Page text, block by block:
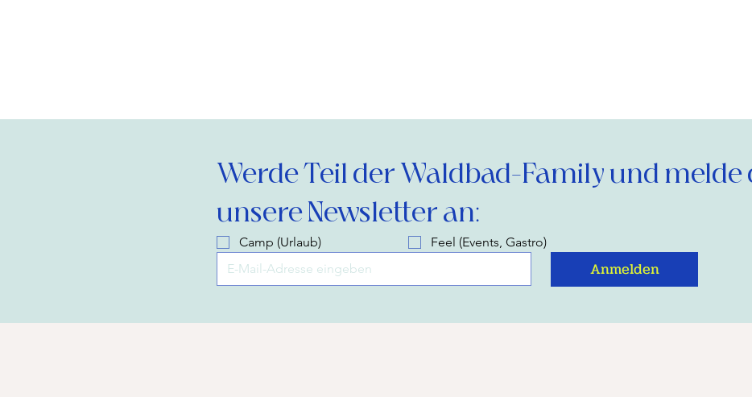
Werde Teil der Waldbad-Family und melde
unsere Newsletter an:
Camp (Urlaub) Feel (Events, Gastro)
Anmelden